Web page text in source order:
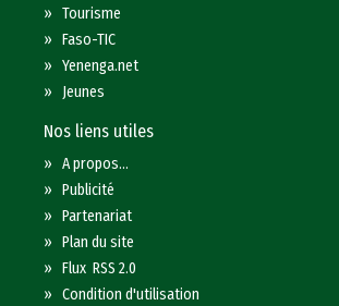
»Tourisme
»Faso-TIC
»Yenenga.net
» Jeunes
Nos liens utiles
»A propos...
»Publicité
»Partenariat
»Plan du site
»Flux RSS 2.0
»Condition d'utilisation